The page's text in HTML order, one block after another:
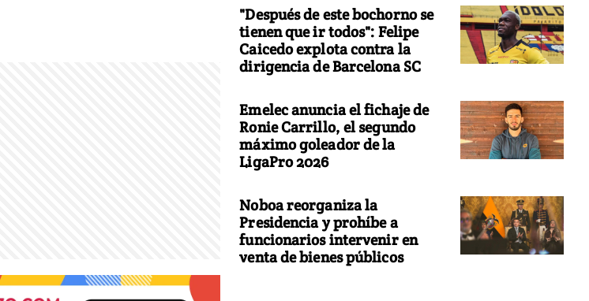
"Después de este bochorno se
tienen que ir todos": Felipe
Caicedo explota contra la
dirigencia de Barcelona SC
Emelec anuncia el fichaje de
Ronie Carrillo, el segundo
máximo goleador de la
LigaPro 2026
Noboa reorganiza la
Presidencia y prohíbe a
funcionarios intervenir en
venta de bienes públicos